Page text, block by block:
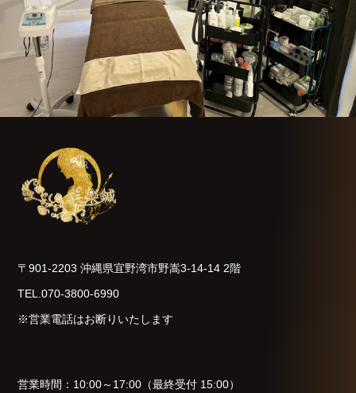
〒901-2203 沖縄県宜野湾市野嵩3-14-14 2階
TEL.070-3800-6990
※営業電話はお断りいたします
営業時間：10:00～17:00（最終受付 15:00）